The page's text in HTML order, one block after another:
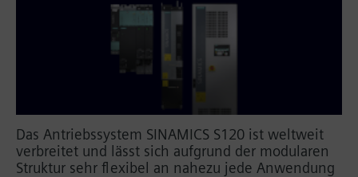
Das Antriebssystem SINAMICS S120 ist weltweit
verbreitet und lässt sich aufgrund der modularen
Struktur sehr flexibel an nahezu jede Anwendung